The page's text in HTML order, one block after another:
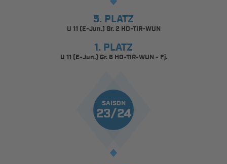
5. PLATZ
U 11 (E-Jun.) Gr. 2 HO-TIR-WUN
1. PLATZ
U 11 (E-Jun.) Gr. 6 HO-TIR-WUN - Fj.
SAISON
23/24